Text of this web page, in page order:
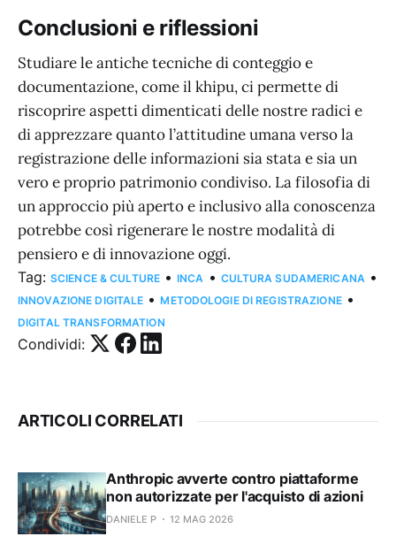
Conclusioni e riflessioni
Studiare le antiche tecniche di conteggio e
documentazione, come il khipu, ci permette di
riscoprire aspetti dimenticati delle nostre radici e
di apprezzare quanto l’attitudine umana verso la
registrazione delle informazioni sia stata e sia un
vero e proprio patrimonio condiviso. La filosofia di
un approccio più aperto e inclusivo alla conoscenza
potrebbe così rigenerare le nostre modalità di
pensiero e di innovazione oggi.
Tag: SCIENCE & CULTURE • INCA • CULTURA SUDAMERICANA •
INNOVAZIONE DIGITALE • METODOLOGIE DI REGISTRAZIONE •
DIGITAL TRANSFORMATION
Condividi:
ARTICOLI CORRELATI
Anthropic avverte contro piattaforme
non autorizzate per l'acquisto di azioni
DANIELE P 12 MAG 2026